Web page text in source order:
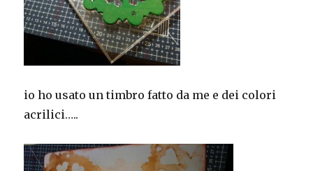
io ho usato un timbro fatto da me e dei colori
acrilici…..